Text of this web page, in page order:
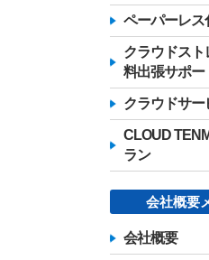
ペーパーレス
クラウドスト
料出張サポー
クラウドサー
CLOUD
ラン
会社概要
会社概要